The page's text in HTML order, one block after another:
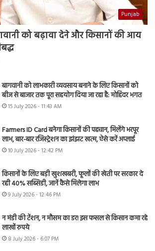
Punjab
को बढ़ावा देने और किसानों की आय
बागवानी को लाभकारी व्यवसाय बनाने के लिए किसानों को
बीज से बाजार तक पूरा सहयोग दिया जा रहा है: मोहिंदर भगत
15 July 2026 - 11:43 AM
Farmers ID Card बनेगा किसानों की पहचान, मिलेंगे भरपूर
लाभ, बार-बार रजिस्ट्रेशन का झंझट खत्म, ऐसे करें अप्लाई
10 July 2026 - 12:42 PM
किसानों के लिए बड़ी खुशखबरी, फूलों की खेती पर सरकार दे
रही 40% सब्सिडी, जानें कैसे मिलेगा लाभ
9 July 2026 - 12:46 PM
न मंडी की टेंशन, न मौसम का डर! इस फसल से किसान कमा रहे
लाखों रुपये
8 July 2026 - 6:07 PM